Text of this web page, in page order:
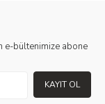
e-bültenimize abone
KAYIT OL